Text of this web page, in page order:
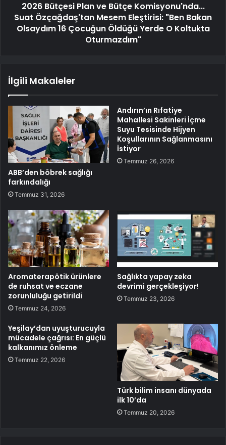
2026 Bütçesi Plan ve Bütçe Komisyonu'nda...
Suat Özçağdaş'tan Mesem Eleştirisi: "Ben Bakan
Olsaydım 16 Çocuğun Öldüğü Yerde O Koltukta
Oturmazdım"
İlgili Makaleler
ABB’den böbrek sağlığı
farkındalığı
Temmuz 31, 2026
Andırın’ın Rıfatiye
Mahallesi Sakinleri İçme
Suyu Tesisinde Hijyen
Koşullarının Sağlanmasını
İstiyor
Temmuz 26, 2026
Aromaterapötik ürünlere
de ruhsat ve eczane
zorunluluğu getirildi
Temmuz 24, 2026
Sağlıkta yapay zeka
devrimi gerçekleşiyor!
Temmuz 23, 2026
Yeşilay’dan uyuşturucuyla
mücadele çağrısı: En güçlü
kalkanımız önleme
Temmuz 22, 2026
Türk bilim insanı dünyada
ilk 10’da
Temmuz 20, 2026